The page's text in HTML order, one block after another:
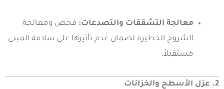
معالجة التشققات والتصدعات: فحص ومعالجة
الشروخ الخطيرة لضمان عدم تأثيرها على سلامة المبنى
مستقبلاً.
2. عزل الأسطح والخزانات